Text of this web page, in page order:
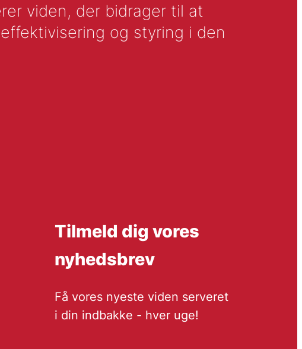
viden, der bidrager til at
og styring i den
Tilmeld dig vores
nyhedsbrev
Få vores nyeste viden serveret
i din indbakke - hver uge!